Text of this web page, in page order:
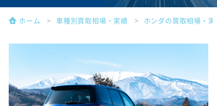
ホーム 車種別買取相場・実績 ホンダの買取相場・